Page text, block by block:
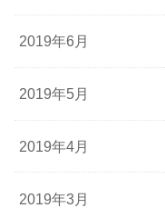
2019年6月
2019年5月
2019年4月
2019年3月